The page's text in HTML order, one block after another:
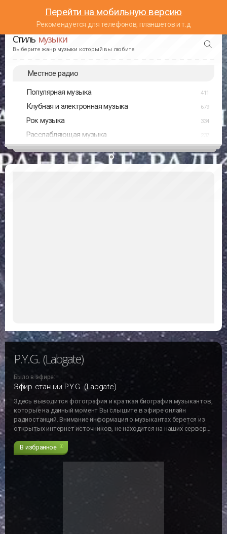
Перейти на мобильную версию
Рекомендуется для телефонов, планшетов и т.д
Стиль музыки
Выберите жанр музыки который вы любите
Местное радио
Популярная музыка 411
Клубная и электронная музыка 679
Рок музыка 334
Расслабляющая музыка
P.Y.G. (Labgate)
Было в эфире:
Эфир станции P.Y.G. (Labgate)
Здесь выводится фотография и краткая биография музыкантов,
которые на данный момент Вы слышите в эфире онлайн
радиостанций. Внимание информация о музыкантах берется из
открытых интернет источников, не находится на наших серверах
В избранное 30